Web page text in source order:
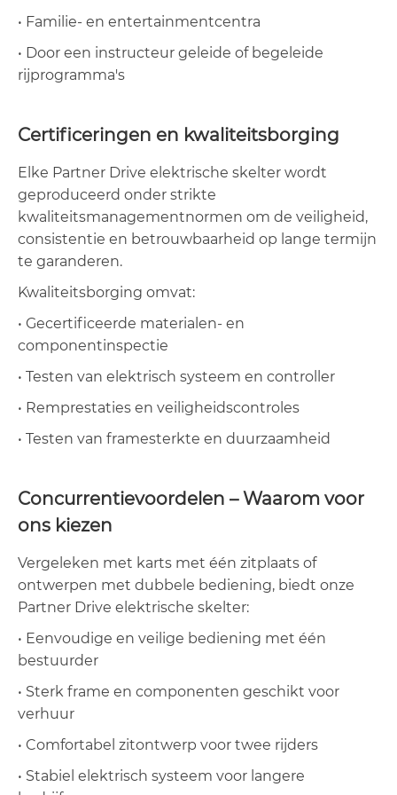
• Familie- en entertainmentcentra
• Door een instructeur geleide of begeleide
rijprogramma's
Certificeringen en kwaliteitsborging
Elke Partner Drive elektrische skelter wordt
geproduceerd onder strikte
kwaliteitsmanagementnormen om de veiligheid,
consistentie en betrouwbaarheid op lange termijn
te garanderen.
Kwaliteitsborging omvat:
• Gecertificeerde materialen- en
componentinspectie
• Testen van elektrisch systeem en controller
• Remprestaties en veiligheidscontroles
• Testen van framesterkte en duurzaamheid
Concurrentievoordelen – Waarom voor
ons kiezen
Vergeleken met karts met één zitplaats of
ontwerpen met dubbele bediening, biedt onze
Partner Drive elektrische skelter:
• Eenvoudige en veilige bediening met één
bestuurder
• Sterk frame en componenten geschikt voor
verhuur
• Comfortabel zitontwerp voor twee rijders
• Stabiel elektrisch systeem voor langere